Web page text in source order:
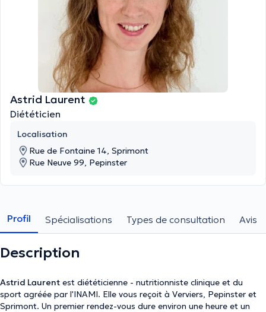
Astrid Laurent
Diététicien
Localisation
Rue de Fontaine 14, Sprimont
Rue Neuve 99, Pepinster
Profil Spécialisations Types de consultation Avis
Description
Astrid Laurent est diététicienne - nutritionniste clinique et du
sport agréée par l'INAMI. Elle vous reçoit à Verviers, Pepinster et
Sprimont. Un premier rendez-vous dure environ une heure et un